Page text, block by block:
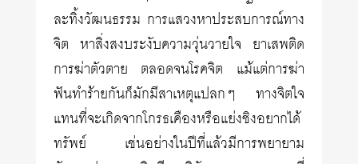
ละทิ้งวัฒนธรรม การแสวงหาประสบการณ์ทาง
จิต หาสิ่งสงบระงับความวุ่นวายใจ ยาเสพติด
การฆ่าตัวตาย ตลอดจนโรคจิต แม้แต่การฆ่า
ฟันทำร้ายกันก็มักมีสาเหตุแปลกๆ ทางจิตใจ
แทนที่จะเกิดจากโกรธเคืองหรือแย่งชิงอยากได้
ทรัพย์ เช่นอย่างในปีที่แล้วมีการพยายาม